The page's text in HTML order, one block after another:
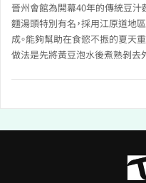
晉州會館為開幕40年的傳統豆汁
麵湯頭特別有名，採用江原道地
成。能夠幫助在食慾不振的夏天
做法是先將黃豆泡水後煮熟剝去